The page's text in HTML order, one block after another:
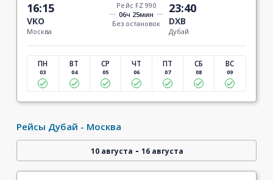
16:15
VKO
Москва
Рейс FZ 990
06ч 25мин
Без остановок
23:40
DXB
Дубай
ПН
03
ВТ
04
СР
05
ЧТ
06
ПТ
07
СБ
08
ВС
09
Рейсы Дубай - Москва
10 августа - 16 августа